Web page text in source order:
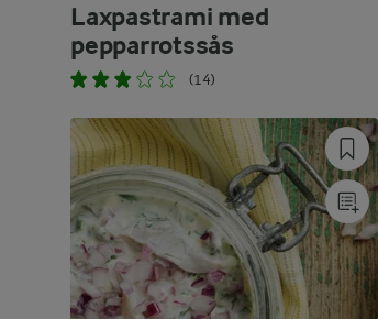
Laxpastrami med
pepparrotssås
(14)